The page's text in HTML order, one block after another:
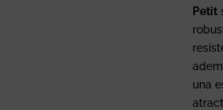
Petit
una